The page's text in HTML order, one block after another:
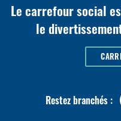
Le carrefour social
le
Restez branchés :